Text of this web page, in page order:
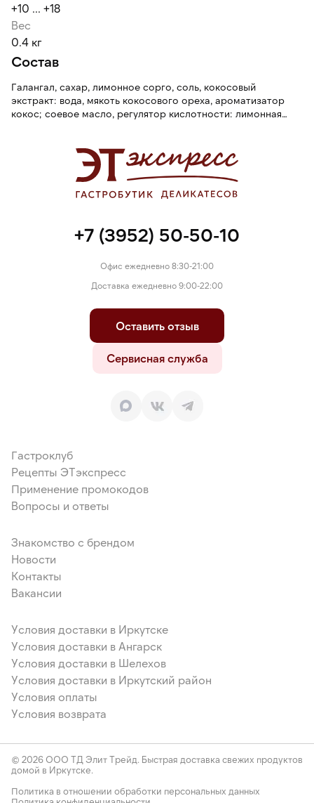
+10 ... +18
Вес
0.4 кг
Состав
Галангал, сахар, лимонное сорго, соль, кокосовый
экстракт: вода, мякоть кокосового ореха, ароматизатор
кокос; соевое масло, регулятор кислотности: лимонная
+7 (3952) 50-50-10
Офис ежедневно 8:30-21:00
Доставка ежедневно 9:00-22:00
Оставить отзыв
Сервисная служба
Гастроклуб
Рецепты ЭТэкспресс
Применение промокодов
Вопросы и ответы
Знакомство с брендом
Новости
Контакты
Вакансии
Условия доставки в Иркутске
Условия доставки в Ангарск
Условия доставки в Шелехов
Условия доставки в Иркутский район
Условия оплаты
Условия возврата
© 2026 ООО ТД Элит Трейд. Быстрая доставка свежих продуктов
домой в Иркутске.
Политика в отношении обработки персональных данных